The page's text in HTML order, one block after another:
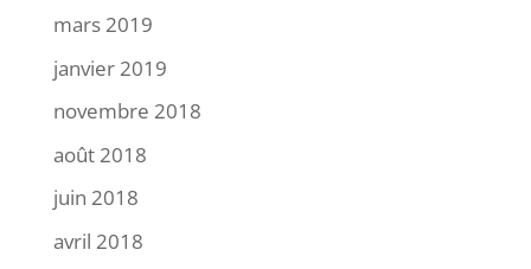
mars 2019
janvier 2019
novembre 2018
août 2018
juin 2018
avril 2018